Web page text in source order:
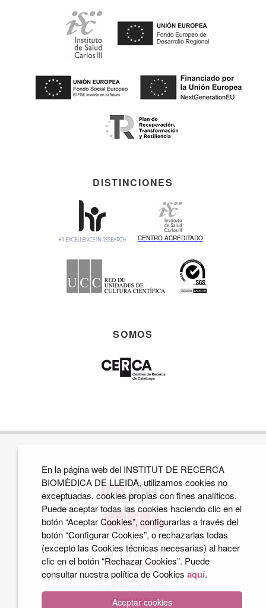
DISTINCIONES
CENTRO ACREDITADO
SOMOS
Avda Alcalde Rovira Roure nº80 · 25198 Lleida
Tel. 973 70 22 01
info@irblleida.cat
CORREO INTERNO
iFUNDANET
En la página web del INSTITUT DE RECERCA
BIOMÈDICA DE LLEIDA, utilizamos cookies no
exceptuadas, cookies propias con fines analíticos.
Puede aceptar todas las cookies haciendo clic en el
botón “Aceptar Cookies”, configurarlas a través del
botón “Configurar Cookies”, o rechazarlas todas
(excepto las Cookies técnicas necesarias) al hacer
clic en el botón “Rechazar Cookies”. Puede
consultar nuestra política de Cookies aquí.
Aceptar cookies